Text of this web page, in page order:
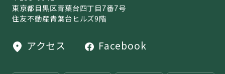
東京都目黒区青葉台四丁目7番7号
住友不動産青葉台ヒルズ9階
アクセス Facebook